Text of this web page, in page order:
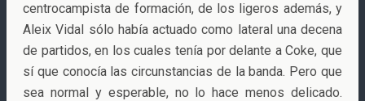
centrocampista de formación, de los ligeros además, y
Aleix Vidal sólo había actuado como lateral una decena
de partidos, en los cuales tenía por delante a Coke, que
sí que conocía las circunstancias de la banda. Pero que
sea normal y esperable, no lo hace menos delicado.